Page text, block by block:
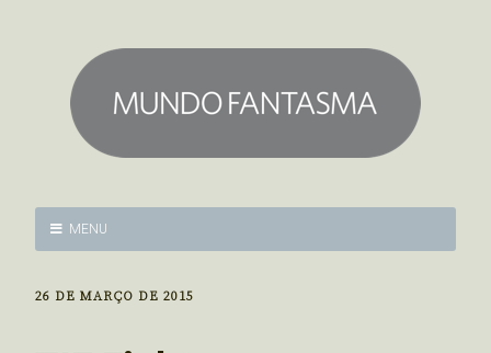
MENU
26 DE MARÇO DE 2015